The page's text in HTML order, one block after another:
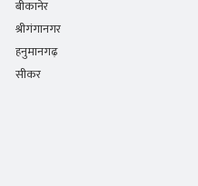
बीकानेर
श्रीगंगानगर
हनुमानगढ़
सीकर